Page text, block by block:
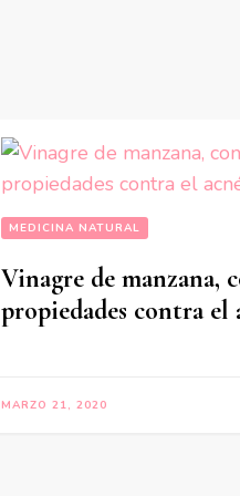
MEDICINA NATURAL
Vinagre de manzana,
propiedades contra el
MARZO 21, 2020